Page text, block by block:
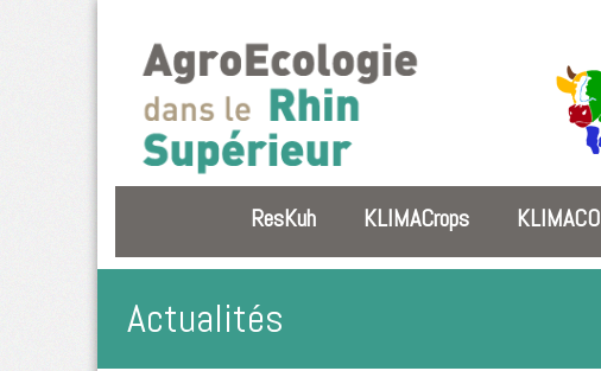
ResKuh KLIMACrops KLIMACO
Actualités